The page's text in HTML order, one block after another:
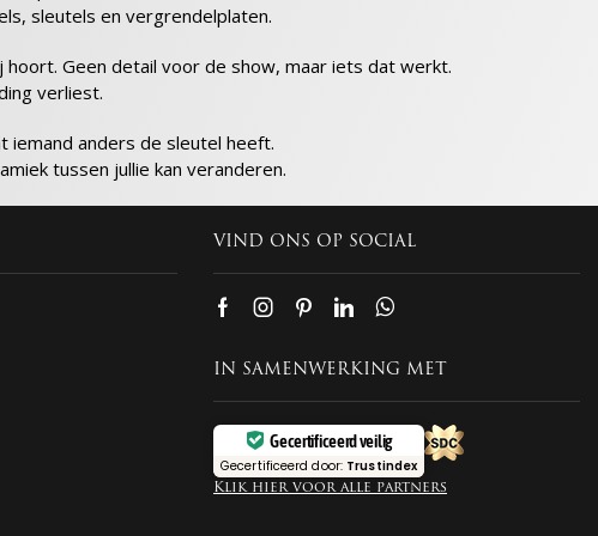
sleutels en vergrendelplaten.
Geen detail voor de show, maar iets dat werkt.
verliest.
anders de sleutel heeft.
tussen jullie kan veranderen.
VIND ONS OP SOCIAL
IN SAMENWERKING MET
Gecertificeerd veilig
Gecertificeerd door: Trustindex
Klik hier voor alle partners